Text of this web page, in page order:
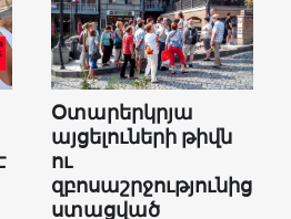
Օտարերկրյա
այցելուների թիվն
ու
զբոսաշրջությունից
ստացված